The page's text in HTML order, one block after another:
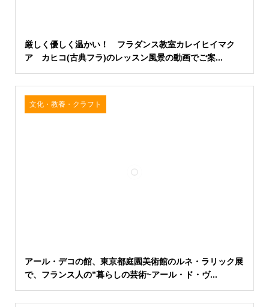
厳しく優しく温かい！ フラダンス教室カレイヒイマク
ア カヒコ(古典フラ)のレッスン風景の動画でご案...
文化・教養・クラフト
アール・デコの館、東京都庭園美術館のルネ・ラリック展
で、フランス人の”暮らしの芸術~アール・ド・ヴ...